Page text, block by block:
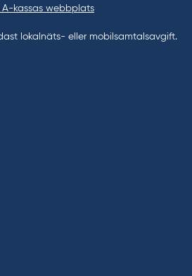
kassas webbplats
lokalnäts- eller mobilsamtalsavgift.